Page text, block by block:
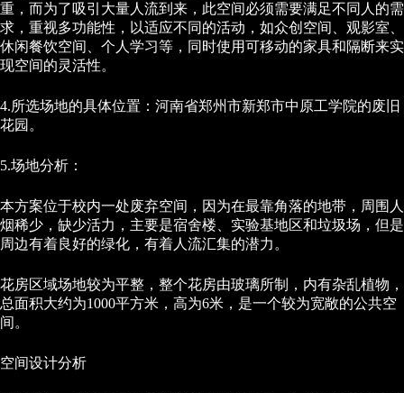
重，而为了吸引大量人流到来，此空间必须需要满足不同人的需
求，重视多功能性，以适应不同的活动，如众创空间、观影室、
休闲餐饮空间、个人学习等，同时使用可移动的家具和隔断来实
现空间的灵活性。
4.所选场地的具体位置：河南省郑州市新郑市中原工学院的废旧
花园。
5.场地分析：
本方案位于校内一处废弃空间，因为在最靠角落的地带，周围人
烟稀少，缺少活力，主要是宿舍楼、实验基地区和垃圾场，但是
周边有着良好的绿化，有着人流汇集的潜力。
花房区域场地较为平整，整个花房由玻璃所制，内有杂乱植物，
总面积大约为1000平方米，高为6米，是一个较为宽敞的公共空
间。
空间设计分析